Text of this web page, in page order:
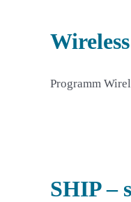
Programm
SHIP –